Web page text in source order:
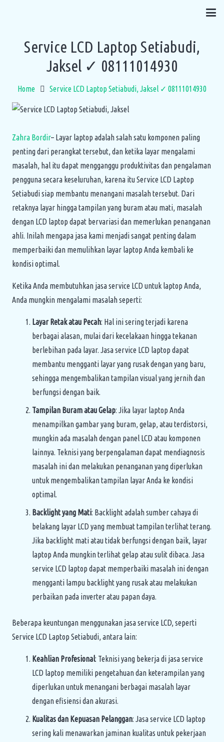
Service LCD Laptop Setiabudi,
Jaksel ✓ 08111014930
Home Service LCD Laptop Setiabudi, Jaksel ✓ 08111014930
Zahra Bordir– Layar laptop adalah salah satu komponen paling
penting dari perangkat tersebut, dan ketika layar mengalami
masalah, hal itu dapat mengganggu produktivitas dan pengalaman
pengguna secara keseluruhan, karena itu Service LCD Laptop
Setiabudi siap membantu menangani masalah tersebut. Dari
retaknya layar hingga tampilan yang buram atau mati, masalah
dengan LCD laptop dapat bervariasi dan memerlukan penanganan
ahli. Inilah mengapa jasa kami menjadi sangat penting dalam
memperbaiki dan memulihkan layar laptop Anda kembali ke
kondisi optimal.
Ketika Anda membutuhkan jasa service LCD untuk laptop Anda,
Anda mungkin mengalami masalah seperti:
Layar Retak atau Pecah: Hal ini sering terjadi karena
berbagai alasan, mulai dari kecelakaan hingga tekanan
berlebihan pada layar. Jasa service LCD laptop dapat
membantu mengganti layar yang rusak dengan yang baru,
sehingga mengembalikan tampilan visual yang jernih dan
berfungsi dengan baik.
Tampilan Buram atau Gelap: Jika layar laptop Anda
menampilkan gambar yang buram, gelap, atau terdistorsi,
mungkin ada masalah dengan panel LCD atau komponen
lainnya. Teknisi yang berpengalaman dapat mendiagnosis
masalah ini dan melakukan penanganan yang diperlukan
untuk mengembalikan tampilan layar Anda ke kondisi
optimal.
Backlight yang Mati: Backlight adalah sumber cahaya di
belakang layar LCD yang membuat tampilan terlihat terang.
Jika backlight mati atau tidak berfungsi dengan baik, layar
laptop Anda mungkin terlihat gelap atau sulit dibaca. Jasa
service LCD laptop dapat memperbaiki masalah ini dengan
mengganti lampu backlight yang rusak atau melakukan
perbaikan pada inverter atau papan daya.
Beberapa keuntungan menggunakan jasa service LCD, seperti
Service LCD Laptop Setiabudi, antara lain:
Keahlian Profesional: Teknisi yang bekerja di jasa service
LCD laptop memiliki pengetahuan dan keterampilan yang
diperlukan untuk menangani berbagai masalah layar
dengan efisiensi dan akurasi.
Kualitas dan Kepuasan Pelanggan: Jasa service LCD laptop
sering kali menawarkan jaminan kualitas untuk pekerjaan